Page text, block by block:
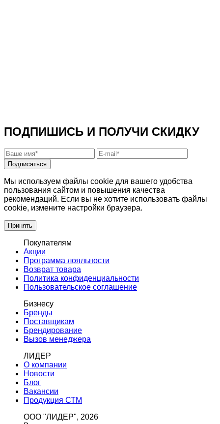
ПОДПИШИСЬ И ПОЛУЧИ СКИДКУ
Подписаться
Мы используем файлы cookie для вашего удобства
пользования сайтом и повышения качества
рекомендаций. Если вы не хотите использовать файлы
cookie, измените настройки браузера.
Принять
Покупателям
Акции
Программа лояльности
Возврат товара
Политика конфиденциальности
Пользовательское соглашение
Бизнесу
Бренды
Поставщикам
Брендирование
Вызов менеджера
ЛИДЕР
О компании
Новости
Блог
Вакансии
Продукция СТМ
ООО "ЛИДЕР", 2026